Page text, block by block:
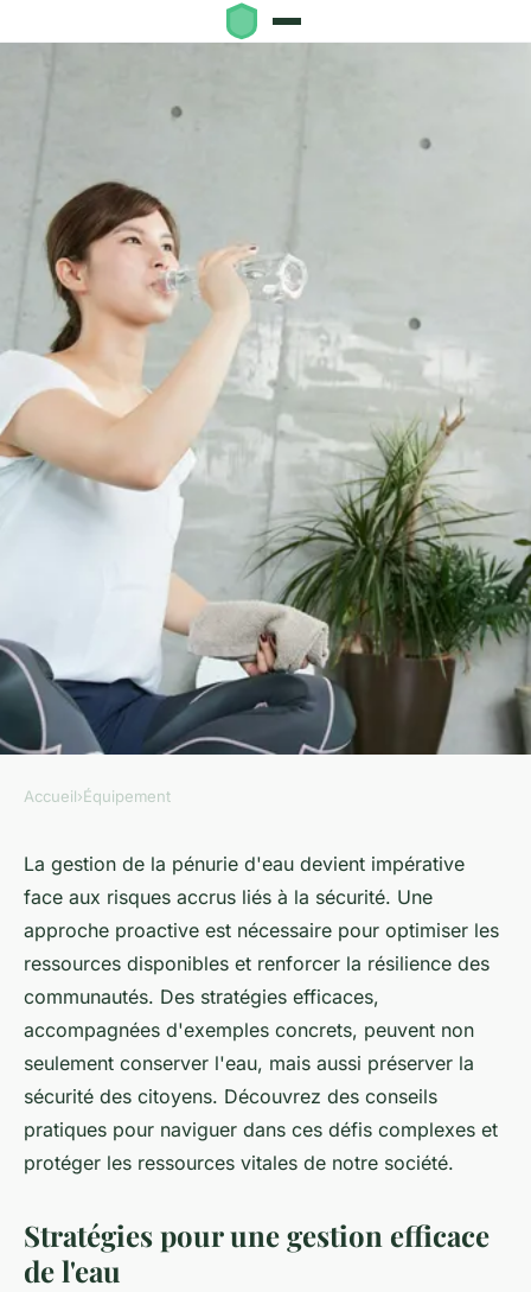
ÉQUIPEMENT
Sécurité manque d'eau :
conseils pour une gestion
efficace
Sarah•8 décembre 2024•12 min de lecture
Accueil›Équipement
La gestion de la pénurie d'eau devient impérative
face aux risques accrus liés à la sécurité. Une
approche proactive est nécessaire pour optimiser les
ressources disponibles et renforcer la résilience des
communautés. Des stratégies efficaces,
accompagnées d'exemples concrets, peuvent non
seulement conserver l'eau, mais aussi préserver la
sécurité des citoyens. Découvrez des conseils
pratiques pour naviguer dans ces défis complexes et
protéger les ressources vitales de notre société.
Stratégies pour une gestion efficace
de l'eau